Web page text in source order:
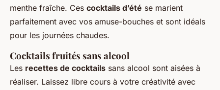
menthe fraîche. Ces cocktails d’été se marient
parfaitement avec vos amuse-bouches et sont idéals
pour les journées chaudes.
Cocktails fruités sans alcool
Les recettes de cocktails sans alcool sont aisées à
réaliser. Laissez libre cours à votre créativité avec